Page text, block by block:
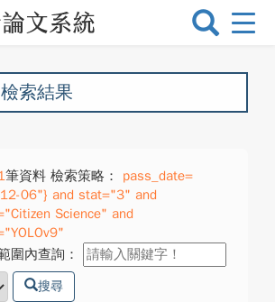
選
換
索結果
筆資料 檢索策略：
pass_date=
06"} and stat="3" and
Science" and
圍內查詢：
搜尋